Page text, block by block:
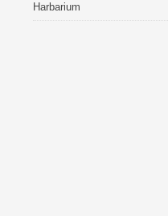
Harbarium